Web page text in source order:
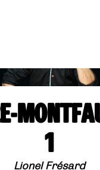
1
Lionel Frésard